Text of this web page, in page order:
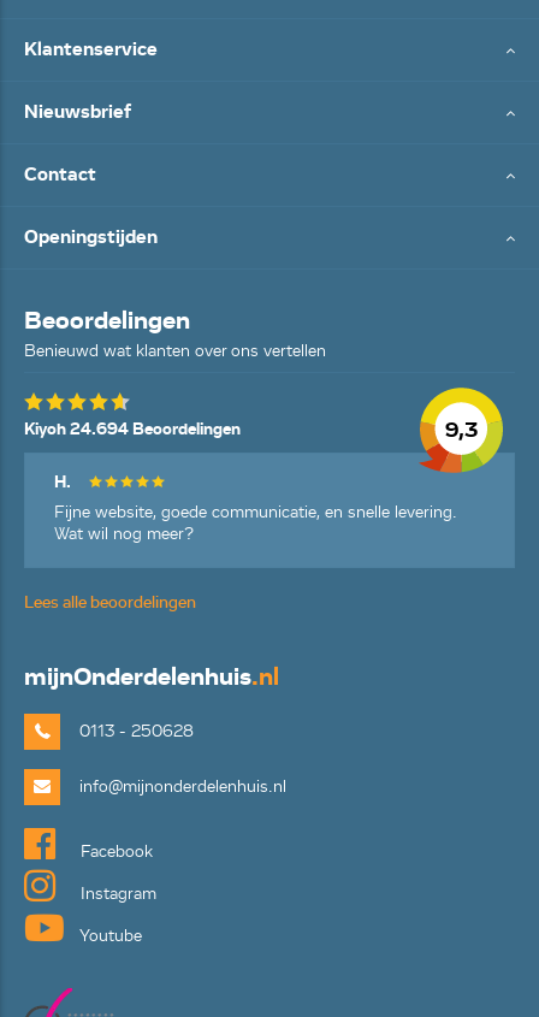
Klantenservice
Nieuwsbrief
Contact
Openingstijden
Beoordelingen
Benieuwd wat klanten over ons vertellen
9,3
Kiyoh 24.694 Beoordelingen
H.
Fijne website, goede communicatie, en snelle levering.
Wat wil nog meer?
Lees alle beoordelingen
mijnOnderdelenhuis.nl
0113 - 250628
info@mijnonderdelenhuis.nl
Facebook
Instagram
Youtube